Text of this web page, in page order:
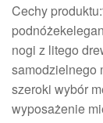
Cechy
nogi z litego
samodzielnego
szeroki wybór
wyposażenie